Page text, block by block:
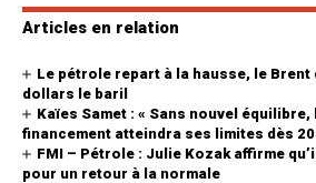
Articles en relation
Le pétrole repart à la hausse, le Brent
dollars le baril
Kaïes Samet : « Sans nouvel équilibre,
financement atteindra ses limites dès
FMI – Pétrole : Julie Kozak affirme
pour un retour à la normale